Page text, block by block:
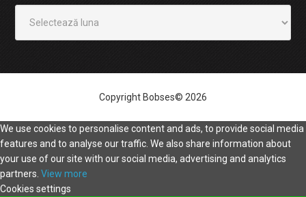
Copyright Bobses© 2026
We use cookies to personalise content and ads, to provide social media
features and to analyse our traffic. We also share information about
your use of our site with our social media, advertising and analytics
partners. View more
Cookies settings